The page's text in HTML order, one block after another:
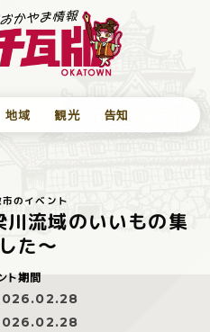
地域 観光 告知
のイベント
流域のいいもの集
た～
ト期間